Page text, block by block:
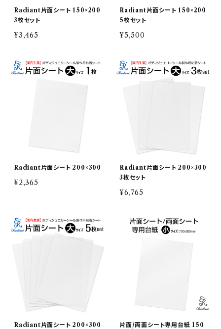
Radiant片面シート 150×200
3枚セット
¥3,465
Radiant片面シート 150×200
5枚セット
¥5,500
Radiant片面シート 200×300
¥2,365
Radiant片面シート 200×300
3枚セット
¥6,765
Radiant片面シート 200×300
片面/両面シート専用台紙 150